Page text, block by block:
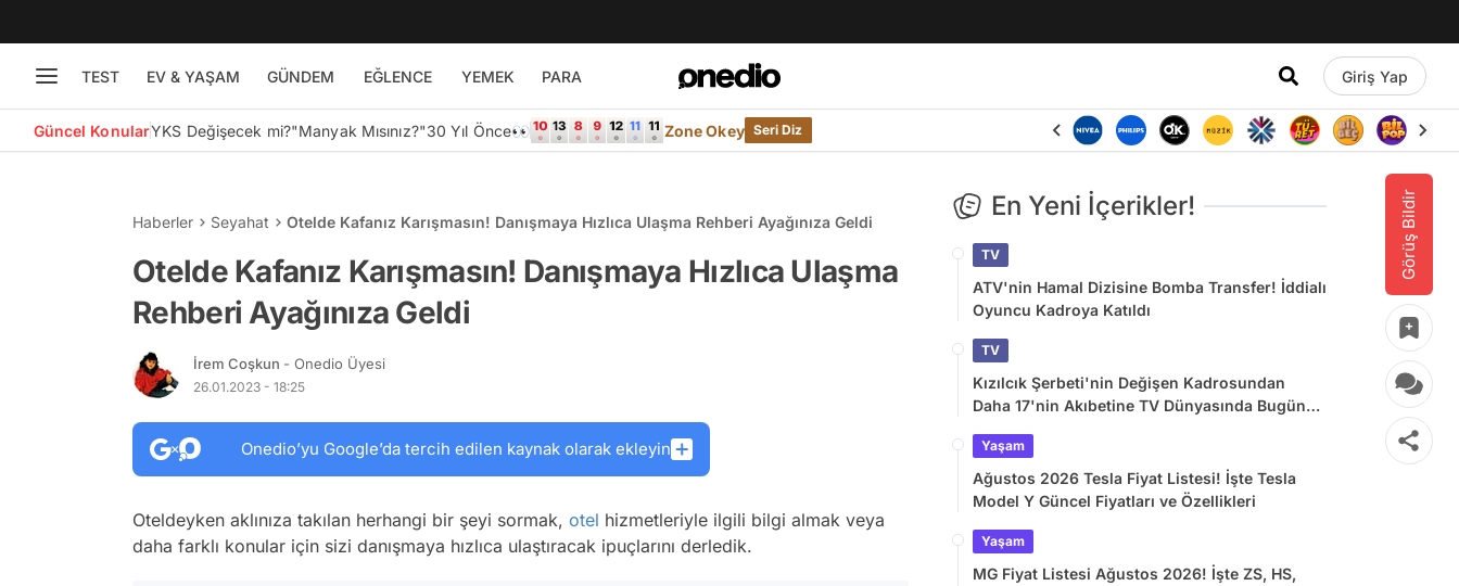
TEST EV & YAŞAM GÜNDEM EĞLENCE YEMEK PARA Giriş Yap
Güncel KonularYKS Değişecek mi?"Manyak Mısınız?"30 Yıl Önce👀 Zone Okey Seri Diz
Görüş Bildir
Haberler Seyahat Otelde Kafanız Karışmasın! Danışmaya Hızlıca Ulaşma Rehberi Ayağınıza Geldi
Otelde Kafanız Karışmasın! Danışmaya Hızlıca Ulaşma
Rehberi Ayağınıza Geldi
İrem Coşkun - Onedio Üyesi
26.01.2023 - 18:25
Onedio’yu Google’da tercih edilen kaynak olarak ekleyin
Oteldeyken aklınıza takılan herhangi bir şeyi sormak, otel hizmetleriyle ilgili bilgi almak veya
daha farklı konular için sizi danışmaya hızlıca ulaştıracak ipuçlarını derledik.
En Yeni İçerikler!
TV
ATV'nin Hamal Dizisine Bomba Transfer! İddialı
Oyuncu Kadroya Katıldı
TV
Kızılcık Şerbeti'nin Değişen Kadrosundan
Daha 17'nin Akıbetine TV Dünyasında Bugün
Yaşam
Ağustos 2026 Tesla Fiyat Listesi! İşte Tesla
Model Y Güncel Fiyatları ve Özellikleri
Yaşam
MG Fiyat Listesi Ağustos 2026! İşte ZS, HS,